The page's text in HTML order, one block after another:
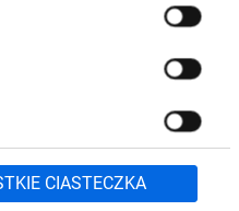
CIASTECZKA
71 37 61 600